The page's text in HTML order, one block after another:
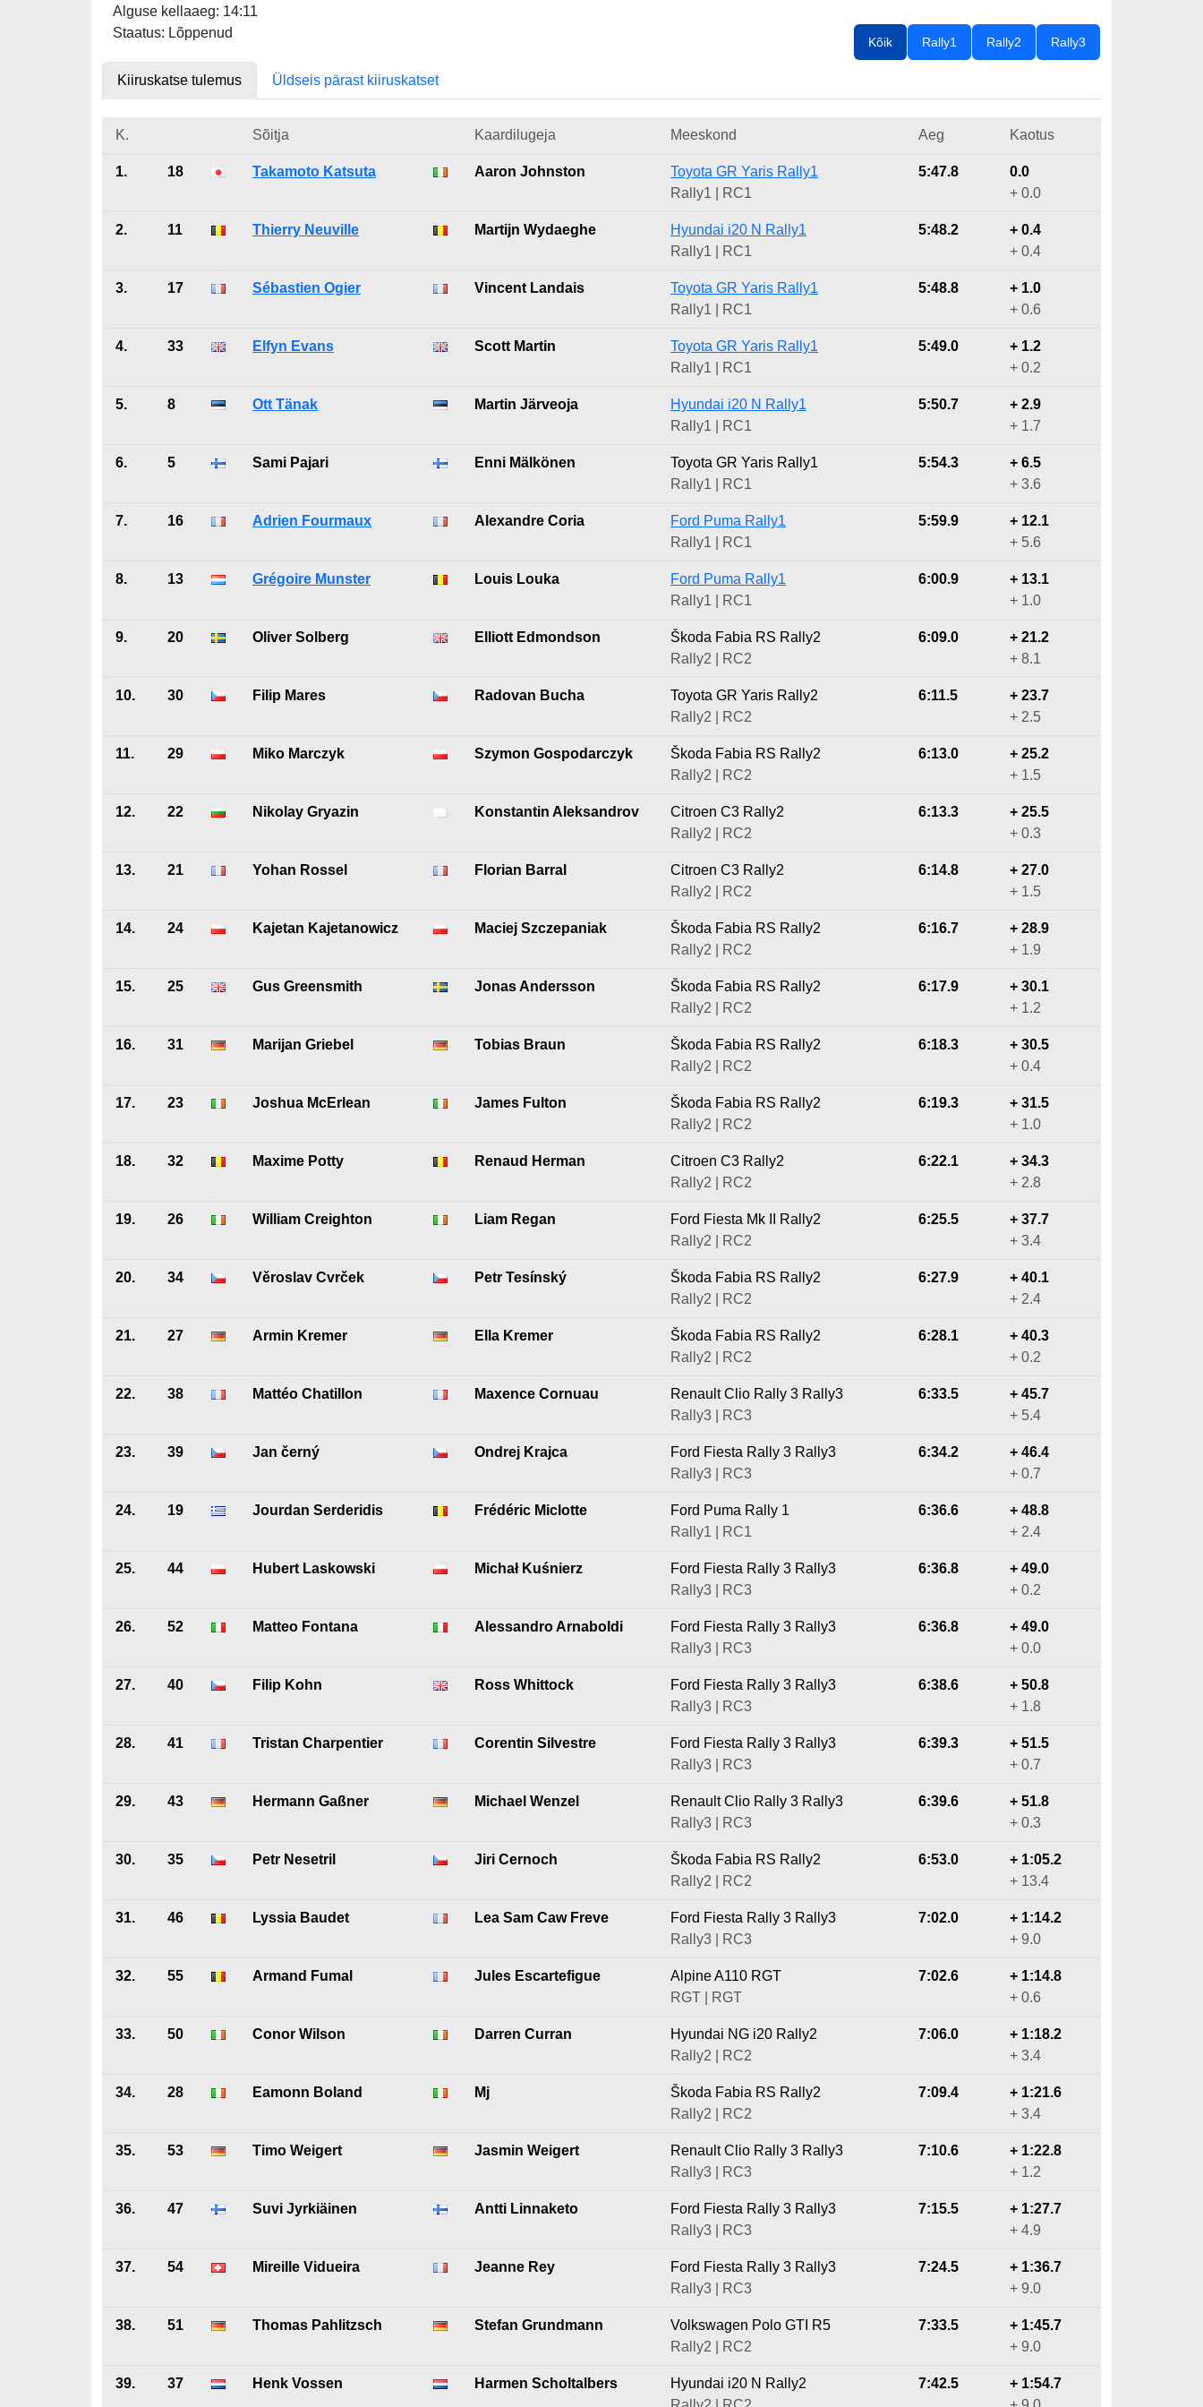
Alguse kellaaeg: 14:11
Staatus: Lõppenud
Kõik Rally1 Rally2 Rally3
Kiiruskatse tulemus Üldseis pärast kiiruskatset
K. Sõitja Kaardilugeja Meeskond Aeg Kaotus
1. 18 Takamoto Katsuta Aaron Johnston
Toyota GR Yaris Rally1
Rally1 | RC1
5:47.8
0.0
+ 0.0
2. 11 Thierry Neuville Martijn Wydaeghe
Hyundai i20 N Rally1
Rally1 | RC1
5:48.2
+ 0.4
+ 0.4
3. 17 Sébastien Ogier Vincent Landais
Toyota GR Yaris Rally1
Rally1 | RC1
5:48.8
+ 1.0
+ 0.6
4. 33 Elfyn Evans Scott Martin
Toyota GR Yaris Rally1
Rally1 | RC1
5:49.0
+ 1.2
+ 0.2
5. 8 Ott Tänak Martin Järveoja
Hyundai i20 N Rally1
Rally1 | RC1
5:50.7
+ 2.9
+ 1.7
6. 5 Sami Pajari Enni Mälkönen
Toyota GR Yaris Rally1
Rally1 | RC1
5:54.3
+ 6.5
+ 3.6
7. 16 Adrien Fourmaux Alexandre Coria
Ford Puma Rally1
Rally1 | RC1
5:59.9
+ 12.1
+ 5.6
8. 13 Grégoire Munster Louis Louka
Ford Puma Rally1
Rally1 | RC1
6:00.9
+ 13.1
+ 1.0
9. 20 Oliver Solberg Elliott Edmondson
Škoda Fabia RS Rally2
Rally2 | RC2
6:09.0
+ 21.2
+ 8.1
10. 30 Filip Mares Radovan Bucha
Toyota GR Yaris Rally2
Rally2 | RC2
6:11.5
+ 23.7
+ 2.5
11. 29 Miko Marczyk Szymon Gospodarczyk
Škoda Fabia RS Rally2
Rally2 | RC2
6:13.0
+ 25.2
+ 1.5
12. 22 Nikolay Gryazin Konstantin Aleksandrov
Citroen C3 Rally2
Rally2 | RC2
6:13.3
+ 25.5
+ 0.3
13. 21 Yohan Rossel Florian Barral
Citroen C3 Rally2
Rally2 | RC2
6:14.8
+ 27.0
+ 1.5
14. 24 Kajetan Kajetanowicz Maciej Szczepaniak
Škoda Fabia RS Rally2
Rally2 | RC2
6:16.7
+ 28.9
+ 1.9
15. 25 Gus Greensmith Jonas Andersson
Škoda Fabia RS Rally2
Rally2 | RC2
6:17.9
+ 30.1
+ 1.2
16. 31 Marijan Griebel Tobias Braun
Škoda Fabia RS Rally2
Rally2 | RC2
6:18.3
+ 30.5
+ 0.4
17. 23 Joshua McErlean James Fulton
Škoda Fabia RS Rally2
Rally2 | RC2
6:19.3
+ 31.5
+ 1.0
18. 32 Maxime Potty Renaud Herman
Citroen C3 Rally2
Rally2 | RC2
6:22.1
+ 34.3
+ 2.8
19. 26 William Creighton Liam Regan
Ford Fiesta Mk II Rally2
Rally2 | RC2
6:25.5
+ 37.7
+ 3.4
20. 34 Věroslav Cvrček Petr Tesínský
Škoda Fabia RS Rally2
Rally2 | RC2
6:27.9
+ 40.1
+ 2.4
21. 27 Armin Kremer Ella Kremer
Škoda Fabia RS Rally2
Rally2 | RC2
6:28.1
+ 40.3
+ 0.2
22. 38 Mattéo Chatillon Maxence Cornuau
Renault Clio Rally 3 Rally3
Rally3 | RC3
6:33.5
+ 45.7
+ 5.4
23. 39 Jan černý Ondrej Krajca
Ford Fiesta Rally 3 Rally3
Rally3 | RC3
6:34.2
+ 46.4
+ 0.7
24. 19 Jourdan Serderidis Frédéric Miclotte
Ford Puma Rally 1
Rally1 | RC1
6:36.6
+ 48.8
+ 2.4
25. 44 Hubert Laskowski Michał Kuśnierz
Ford Fiesta Rally 3 Rally3
Rally3 | RC3
6:36.8
+ 49.0
+ 0.2
26. 52 Matteo Fontana Alessandro Arnaboldi
Ford Fiesta Rally 3 Rally3
Rally3 | RC3
6:36.8
+ 49.0
+ 0.0
27. 40 Filip Kohn Ross Whittock
Ford Fiesta Rally 3 Rally3
Rally3 | RC3
6:38.6
+ 50.8
+ 1.8
28. 41 Tristan Charpentier Corentin Silvestre
Ford Fiesta Rally 3 Rally3
Rally3 | RC3
6:39.3
+ 51.5
+ 0.7
29. 43 Hermann Gaßner Michael Wenzel
Renault Clio Rally 3 Rally3
Rally3 | RC3
6:39.6
+ 51.8
+ 0.3
30. 35 Petr Nesetril Jiri Cernoch
Škoda Fabia RS Rally2
Rally2 | RC2
6:53.0
+ 1:05.2
+ 13.4
31. 46 Lyssia Baudet Lea Sam Caw Freve
Ford Fiesta Rally 3 Rally3
Rally3 | RC3
7:02.0
+ 1:14.2
+ 9.0
32. 55 Armand Fumal Jules Escartefigue
Alpine A110 RGT
RGT | RGT
7:02.6
+ 1:14.8
+ 0.6
33. 50 Conor Wilson Darren Curran
Hyundai NG i20 Rally2
Rally2 | RC2
7:06.0
+ 1:18.2
+ 3.4
34. 28 Eamonn Boland Mj
Škoda Fabia RS Rally2
Rally2 | RC2
7:09.4
+ 1:21.6
+ 3.4
35. 53 Timo Weigert Jasmin Weigert
Renault Clio Rally 3 Rally3
Rally3 | RC3
7:10.6
+ 1:22.8
+ 1.2
36. 47 Suvi Jyrkiäinen Antti Linnaketo
Ford Fiesta Rally 3 Rally3
Rally3 | RC3
7:15.5
+ 1:27.7
+ 4.9
37. 54 Mireille Vidueira Jeanne Rey
Ford Fiesta Rally 3 Rally3
Rally3 | RC3
7:24.5
+ 1:36.7
+ 9.0
38. 51 Thomas Pahlitzsch Stefan Grundmann
Volkswagen Polo GTI R5
Rally2 | RC2
7:33.5
+ 1:45.7
+ 9.0
39. 37 Henk Vossen Harmen Scholtalbers
Hyundai i20 N Rally2
7:42.5
+ 1:54.7